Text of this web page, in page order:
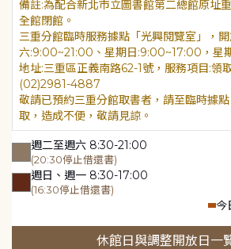
為配合新北市立圖書館第二總館原址
全館閉館。
三重分館臨時服務據點「光興閱覽室」，
六:9:00~21:00、星期日:9:00~17:00，星
地址:三重區正義南路62-1號，服務項目:領
(02)2981-4887
敬請已預約三重分館取書者，請至臨時據
取，造成不便，敬請見諒。
週二至週六 8:30-21:00
(20:30停止借還書)
週日、週一 8:30-17:00
(16:30停止借還書)
今
休館日與調整開放日一